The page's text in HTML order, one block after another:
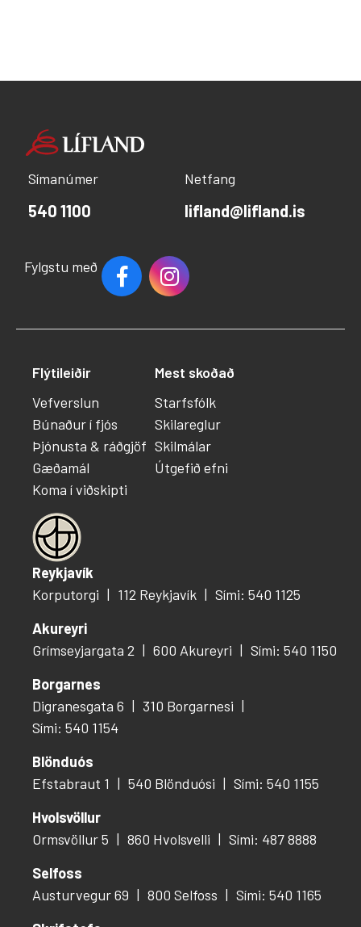
Símanúmer
540 1100
Netfang
lifland@lifland.is
Fylgstu með
Reykjavík
Korputorgi
112 Reykjavík
Sími: 540 1125
Akureyri
Grímseyjargata 2
600 Akureyri
Sími: 540 1150
Borgarnes
Digranesgata 6
310 Borgarnesi
Sími: 540 1154
Blönduós
Efstabraut 1
540 Blönduósi
Sími: 540 1155
Hvolsvöllur
Ormsvöllur 5
860 Hvolsvelli
Sími: 487 8888
Selfoss
Austurvegur 69
800 Selfoss
Sími: 540 1165
Flýtileiðir
Vefverslun
Búnaður í fjós
Þjónusta & ráðgjöf
Gæðamál
Koma í viðskipti
Mest skoðað
Starfsfólk
Skilareglur
Skilmálar
Útgefið efni